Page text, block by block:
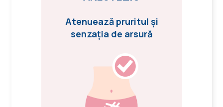
Atenuează pruritul și
senzația de arsură